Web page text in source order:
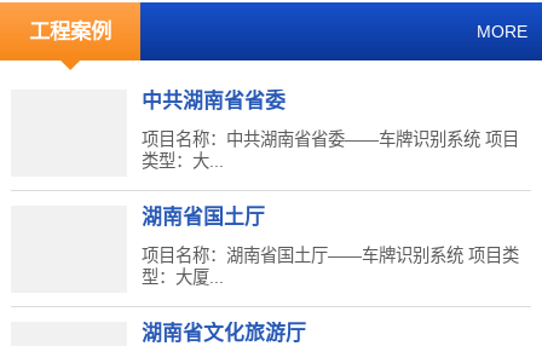
工程案例 MORE
中共湖南省省委
项目名称：中共湖南省省委——车牌识别系统 项目
类型：大...
湖南省国土厅
项目名称：湖南省国土厅——车牌识别系统 项目类
型：大厦...
湖南省文化旅游厅